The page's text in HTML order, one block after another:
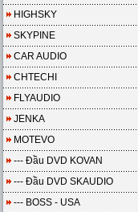
HIGHSKY
SKYPINE
CAR AUDIO
CHTECHI
FLYAUDIO
JENKA
MOTEVO
--- Đầu DVD KOVAN
--- Đầu DVD SKAUDIO
--- BOSS - USA